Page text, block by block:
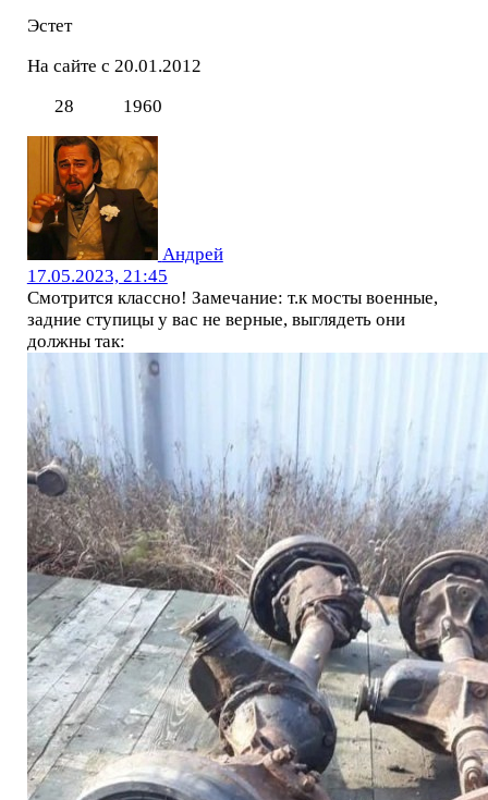
Эстет
На сайте с 20.01.2012
28
1960
Андрей
17.05.2023, 21:45
Смотрится классно! Замечание: т.к мосты военные,
задние ступицы у вас не верные, выглядеть они
должны так: